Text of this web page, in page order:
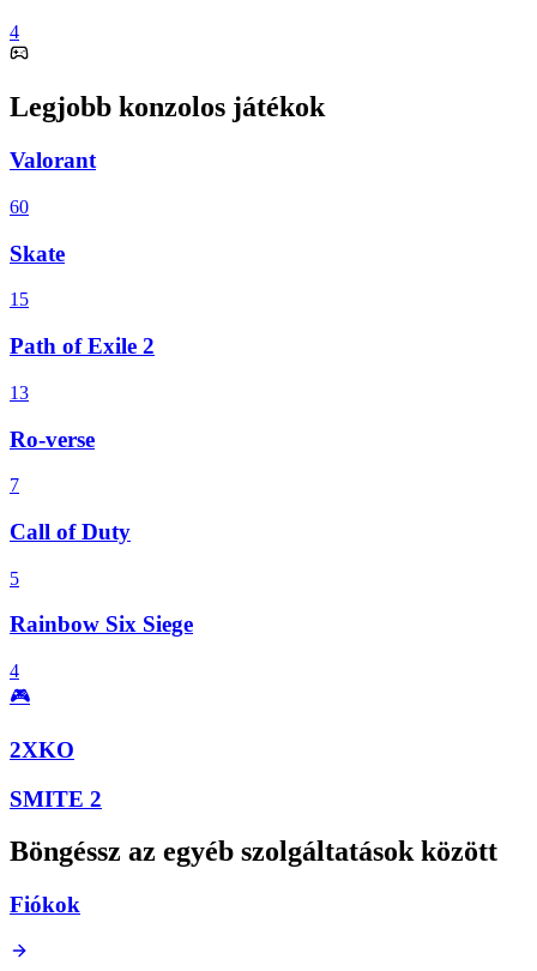
4
Legjobb konzolos játékok
Valorant
60
Skate
15
Path of Exile 2
13
Ro-verse
7
Call of Duty
5
Rainbow Six Siege
4
🎮
2XKO
SMITE 2
Böngéssz az egyéb szolgáltatások között
Fiókok